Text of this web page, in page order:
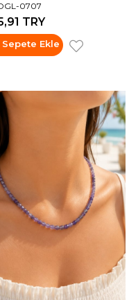
0707
TRY
Sepete Ekle